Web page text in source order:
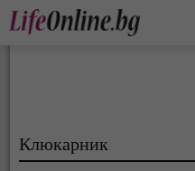
Клюкарник